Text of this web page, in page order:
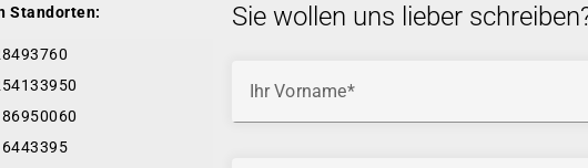
Standorten: Sie wollen uns lieber
Ihr Vorname